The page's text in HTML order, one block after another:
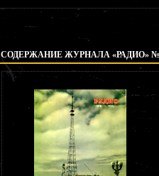
СОДЕРЖАНИЕ ЖУРНАЛА «РАДИО» №